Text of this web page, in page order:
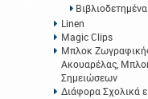
Βιβλιοδετημένα
Linen
Magic Clips
Μπλοκ
Ακουαρέλας,
Σημειώσεων
Διάφορα Σχολικά